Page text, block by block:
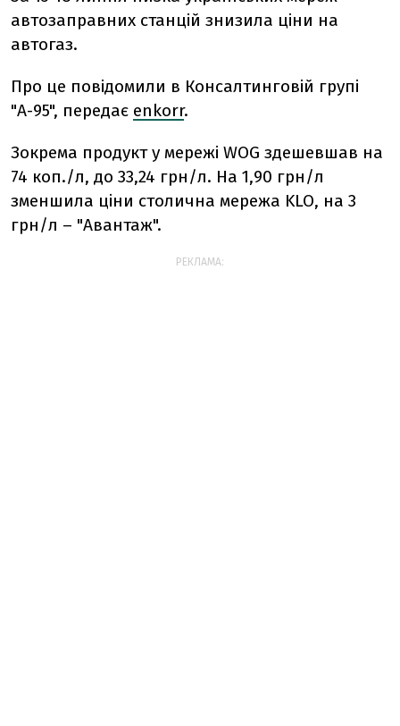
автозаправних станцій знизила ціни на
автогаз.
Про це повідомили в Консалтинговій групі
"А-95", передає enkorr.
Зокрема продукт у мережі WOG здешевшав на
74 коп./л, до 33,24 грн/л. На 1,90 грн/л
зменшила ціни столична мережа KLO, на 3
грн/л – "Авантаж".
РЕКЛАМА: